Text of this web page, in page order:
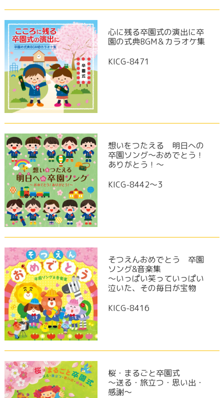
心に残る卒園式の演出に卒
園の式典BGM＆カラオケ集
KICG-8471
想いをつたえる 明日への
卒園ソング～おめでとう！
ありがとう！～
KICG-8442〜3
そつえんおめでとう 卒園
ソング&音楽集
～いっぱい笑っていっぱい
泣いた、その毎日が宝物
KICG-8416
桜・まるごと卒園式
～送る・旅立つ・思い出・
感謝～